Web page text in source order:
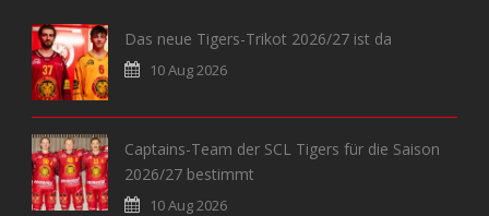
Das neue Tigers-Trikot 2026/27 ist da
10 Aug 2026
Captains-Team der SCL Tigers für die Saison
2026/27 bestimmt
10 Aug 2026